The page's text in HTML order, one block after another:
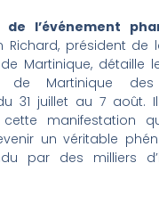
de l’événement
Richard, président
Martinique, détaille
de Martinique des
31 juillet au 7 août.
cette manifestation
un véritable
par des milliers